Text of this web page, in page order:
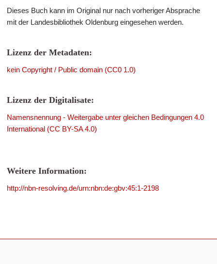
Dieses Buch kann im Original nur nach vorheriger Absprache
mit der Landesbibliothek Oldenburg eingesehen werden.
Lizenz der Metadaten:
kein Copyright / Public domain (CC0 1.0)
Lizenz der Digitalisate:
Namensnennung - Weitergabe unter gleichen Bedingungen 4.0
International (CC BY-SA 4.0)
Weitere Information:
http://nbn-resolving.de/urn:nbn:de:gbv:45:1-2198